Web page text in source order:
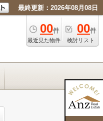
最終更新：2026年08月08日
00件
最近見た物件
00件
検討リスト